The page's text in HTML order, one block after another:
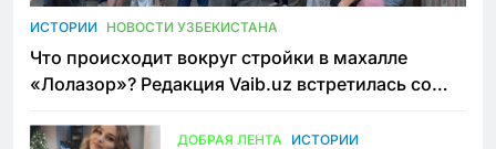
ИСТОРИИ НОВОСТИ УЗБЕКИСТАНА
Что происходит вокруг стройки в махалле
«Лолазор»? Редакция Vaib.uz встретилась со
ДОБРАЯ ЛЕНТА ИСТОРИИ